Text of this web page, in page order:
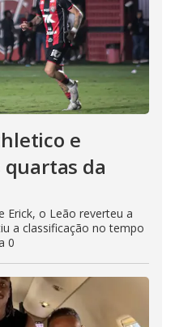
e
quartas da
Erick, o Leão reverteu a
a classificação no tempo
0